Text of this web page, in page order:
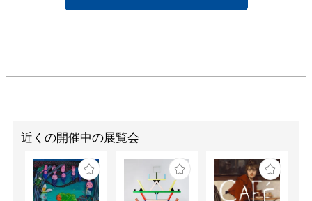
近くの開催中の展覧会